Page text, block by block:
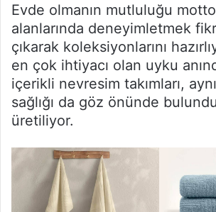
Evde olmanın mutluluğu
alanlarında deneyimletmek
çıkarak koleksiyonlarını
en çok ihtiyacı olan uyku
içerikli nevresim takımları,
sağlığı da göz önünde
üretiliyor.